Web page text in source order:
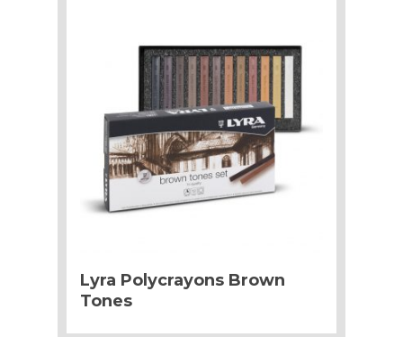
Lyra Polycrayons Brown
Tones